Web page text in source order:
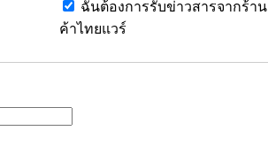
ฉันต้องการรับข่าวสารจากร้าน
ค้าไทยแวร์